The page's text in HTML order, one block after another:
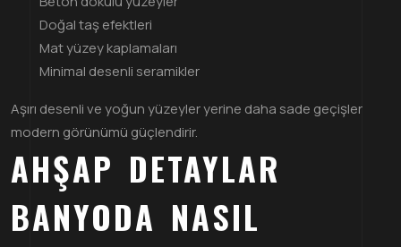
Doğal taş efektleri
Mat yüzey kaplamaları
Minimal desenli seramikler
Aşırı desenli ve yoğun yüzeyler yerine daha sade geçişler
modern görünümü güçlendirir.
AHŞAP DETAYLAR
BANYODA NASIL